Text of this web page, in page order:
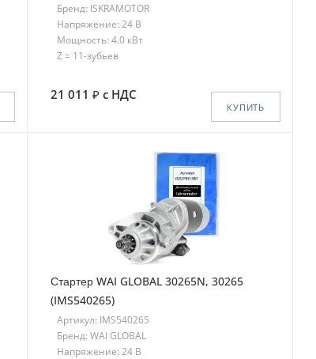
Бренд: ISKRAMOTOR
Напряжение: 24 В
Мощность: 4.0 кВт
Z = 11-зубьев
21 011 с НДС
КУПИТЬ
Стартер WAI GLOBAL 30265N, 30265
(IMS540265)
Артикул: IMS540265
Бренд: WAI GLOBAL
Напряжение: 24 В